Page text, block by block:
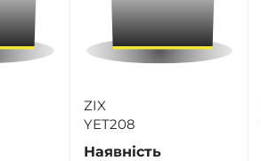
ZIX
YET208
Наявність